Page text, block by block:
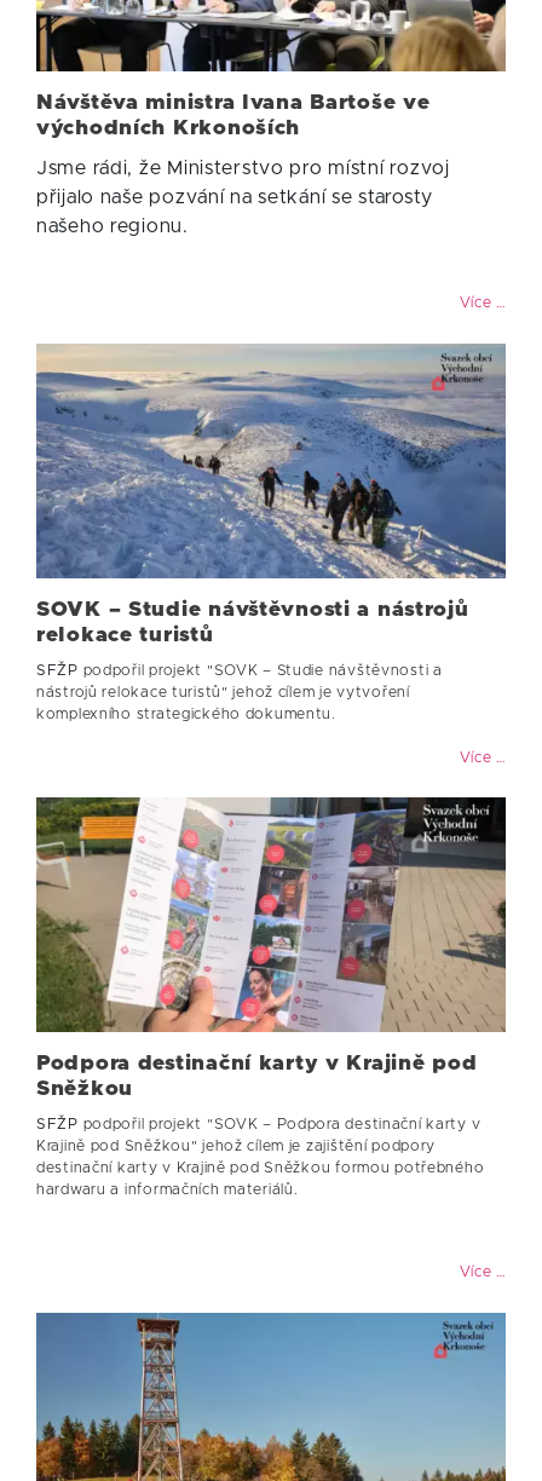
Návštěva ministra Ivana Bartoše ve
východních Krkonoších
Jsme rádi, že Ministerstvo pro místní rozvoj
přijalo naše pozvání na setkání se starosty
našeho regionu.
Více …
SOVK – Studie návštěvnosti a nástrojů
relokace turistů
SFŽP podpořil projekt "SOVK – Studie návštěvnosti a
nástrojů relokace turistů" jehož cílem je vytvoření
komplexního strategického dokumentu.
Více …
Podpora destinační karty v Krajině pod
Sněžkou
SFŽP podpořil projekt "SOVK – Podpora destinační karty v
Krajině pod Sněžkou" jehož cílem je zajištění podpory
destinační karty v Krajině pod Sněžkou formou potřebného
hardwaru a informačních materiálů.
Více …